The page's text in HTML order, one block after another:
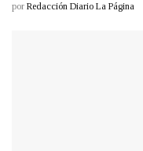
por Redacción Diario La Página